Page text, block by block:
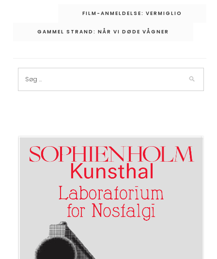
IndlægsnavigationFILM-ANMELDELSE: VERMIGLIO
GAMMEL STRAND: NÅR VI DØDE VÅGNER